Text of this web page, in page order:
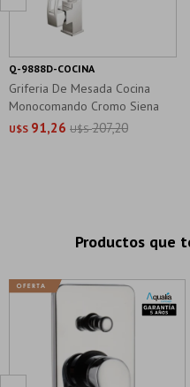
Griferia De Mesada Cocina
Monocomando Cromo Siena
Aqualia
U$S 91,26 U$S 207,20
Q-9888D-COCINA
Productos que